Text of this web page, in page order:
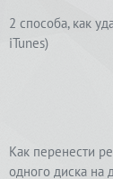
2 способа, как
iTunes)
Как перенести
одного диска на